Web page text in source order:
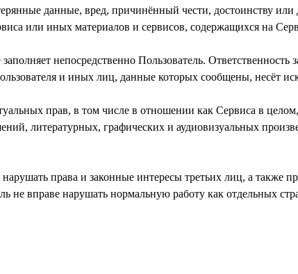
данные, вред, причинённый чести, достоинству или
непосредственно Пользователь. Ответственность
прав, в том числе в отношении как Сервиса в
литературных, графических и аудиовизуальных
права и законные интересы третьих лиц, а также
не вправе нарушать нормальную работу как отдельных